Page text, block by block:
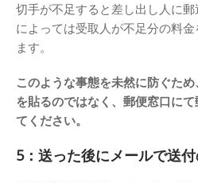
切手が不足すると差し出し人に
によっては受取人が不足分の料
ます。
このような事態を未然に防ぐた
を貼るのではなく、郵便窓口に
てください。
5：送った後にメールで送